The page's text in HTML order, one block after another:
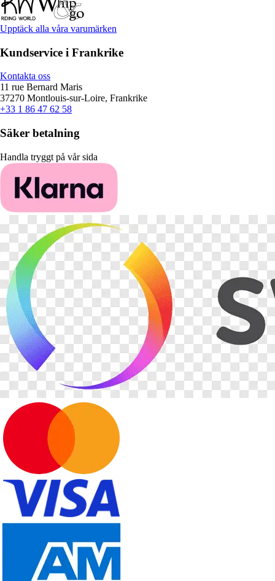
Upptäck alla våra varumärken
Kundservice i Frankrike
Kontakta oss
11 rue Bernard Maris
37270 Montlouis-sur-Loire, Frankrike
+33 1 86 47 62 58
Säker betalning
Handla tryggt på vår sida